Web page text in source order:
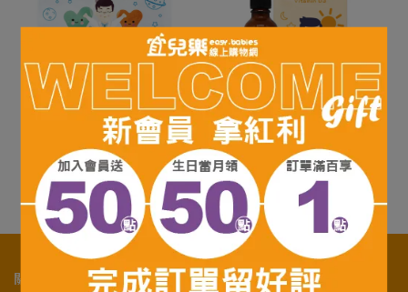
藥師健生活 兒童益生菌-30
包入 全年齡適用
NT$765
加入購物車
藥師健生活 維生素D3
30ml/瓶 400IU/滴
NT$765
加入購物車
關於我們